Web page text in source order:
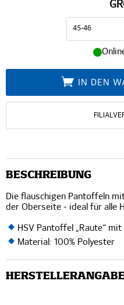
IN DEN
BESCHREIBUNG
Die flauschigen Pantoffeln
der Oberseite - ideal für alle
HSV Pantoffel „Raute“
Material: 100% Polyester